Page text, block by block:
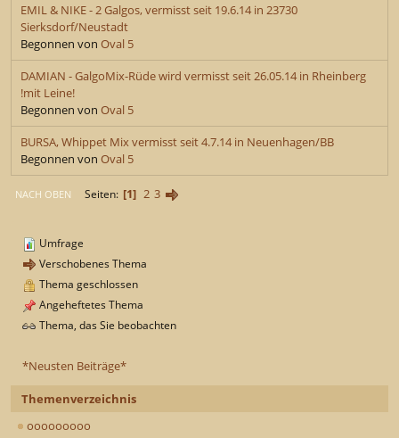
*Neusten Beiträge*
Themenverzeichnis
ooooooooo
EMIL & NIKE - 2 Galgos, vermisst seit 19.6.14 in 23730
Sierksdorf/Neustadt
Begonnen von Oval 5
DAMIAN - GalgoMix-Rüde wird vermisst seit 26.05.14 in Rheinberg
!mit Leine!
Begonnen von Oval 5
BURSA, Whippet Mix vermisst seit 4.7.14 in Neuenhagen/BB
Begonnen von Oval 5
NACH OBEN Seiten 1 2 3
Umfrage
Verschobenes Thema
Thema geschlossen
Angeheftetes Thema
Thema, das Sie beobachten